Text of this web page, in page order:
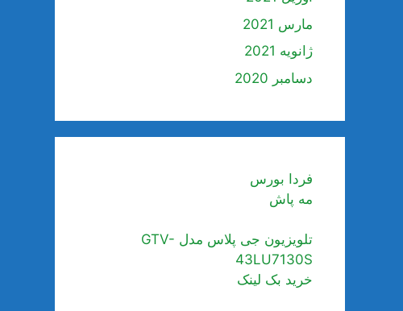
مارس 2021
ژانویه 2021
دسامبر 2020
فردا بورس
مه پاش
تلویزیون جی پلاس مدل GTV-
43LU7130S
خرید بک لینک